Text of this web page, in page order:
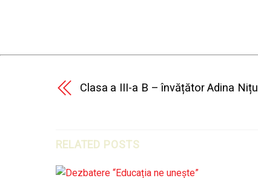
Clasa a III-a B – învățător Adina Nițu
RELATED POSTS